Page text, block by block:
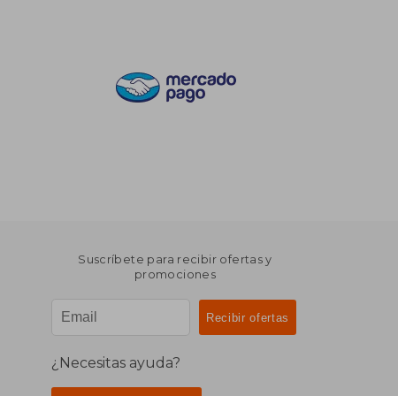
Suscríbete para recibir ofertas y
promociones
¿Necesitas ayuda?